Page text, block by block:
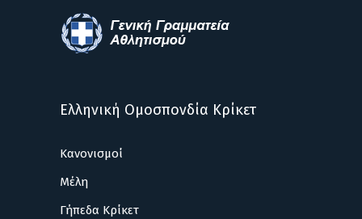
Ελληνική Ομοσπονδία Κρίκετ
Κανονισμοί
Μέλη
Γήπεδα Κρίκετ